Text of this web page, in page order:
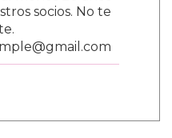
socios. No te